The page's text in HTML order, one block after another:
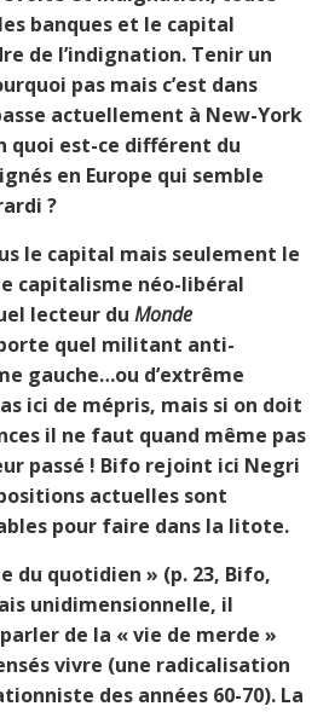
banques et le capital
de l’indignation. Tenir un
pas mais c’est dans
actuellement à New-York
quoi est-ce différent du
en Europe qui semble
?
le capital mais seulement le
capitalisme néo-libéral
lecteur du Monde
quel militant anti-
gauche…ou d’extrême
ici de mépris, mais si on doit
il ne faut quand même pas
passé ! Bifo rejoint ici Negri
actuelles sont
pour faire dans la litote.
du quotidien » (p. 23, Bifo,
unidimensionnelle, il
de la « vie de merde »
vivre (une radicalisation
des années 60-70). La